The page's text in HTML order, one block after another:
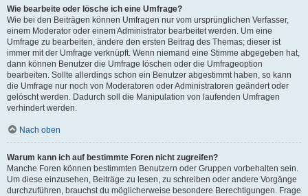
Wie bearbeite oder lösche ich eine Umfrage?
Wie bei den Beiträgen können Umfragen nur vom ursprünglichen Verfasser,
einem Moderator oder einem Administrator bearbeitet werden. Um eine
Umfrage zu bearbeiten, ändere den ersten Beitrag des Themas; dieser ist
immer mit der Umfrage verknüpft. Wenn niemand eine Stimme abgegeben hat,
dann können Benutzer die Umfrage löschen oder die Umfrageoption
bearbeiten. Sollte allerdings schon ein Benutzer abgestimmt haben, so kann
die Umfrage nur noch von Moderatoren oder Administratoren geändert oder
gelöscht werden. Dadurch soll die Manipulation von laufenden Umfragen
verhindert werden.
Nach oben
Warum kann ich auf bestimmte Foren nicht zugreifen?
Manche Foren können bestimmten Benutzern oder Gruppen vorbehalten sein.
Um diese einzusehen, Beiträge zu lesen, zu schreiben oder andere Vorgänge
durchzuführen, brauchst du möglicherweise besondere Berechtigungen. Frage